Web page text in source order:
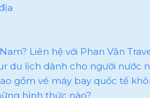
Liên hệ với Phan Văn
du lịch dành cho người nước
gồm vé máy bay quốc tế
hình thức nào?